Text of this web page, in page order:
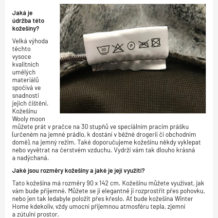
Jaká je
údržba této
kožešiny?
Velká výhoda
těchto
vysoce
kvalitních
umělých
materiálů
spočívá ve
snadnosti
jejich čištění.
Kožešinu
Wooly moon
můžete prát v pračce na 30 stupňů ve speciálním pracím prášku
(určeném na jemné prádlo, k dostání v běžné drogerii či obchodním
domě), na jemný režim. Také doporučujeme kožešinu někdy vyklepat
nebo vyvětrat na čerstvém vzduchu. Vydrží vám tak dlouho krásná
a nadýchaná.
Jaké jsou rozměry kožešiny a jaké je její využití?
Tato kožešina má rozměry 90 x 142 cm. Kožešinu můžete využívat, jak
vám bude příjemné. Můžete se jí elegantně ji rozprostřít přes pohovku,
nebo jen tak ledabyle položit přes křeslo. Ať bude kožešina Winter
Home kdekoliv, vždy umocní příjemnou atmosféru tepla, zjemní
a zútulní prostor.